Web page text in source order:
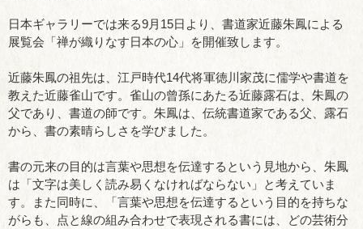
日本ギャラリーでは来る9月15日より、書道家近藤朱鳳による
展覧会「禅が織りなす日本の心」を開催致します。
近藤朱鳳の祖先は、江戸時代14代将軍徳川家茂に儒学や書道を
教えた近藤雀山です。雀山の曾孫にあたる近藤露石は、朱鳳の
父であり、書道の師です。朱鳳は、伝統書道家である父、露石
から、書の素晴らしさを学びました。
書の元来の目的は言葉や思想を伝達するという見地から、朱鳳
は「文字は美しく読み易くなければならない」と考えていま
す。また同時に、「言葉や思想を伝達するという目的を持ちな
がらも、点と線の組み合わせで表現される書には、どの芸術分